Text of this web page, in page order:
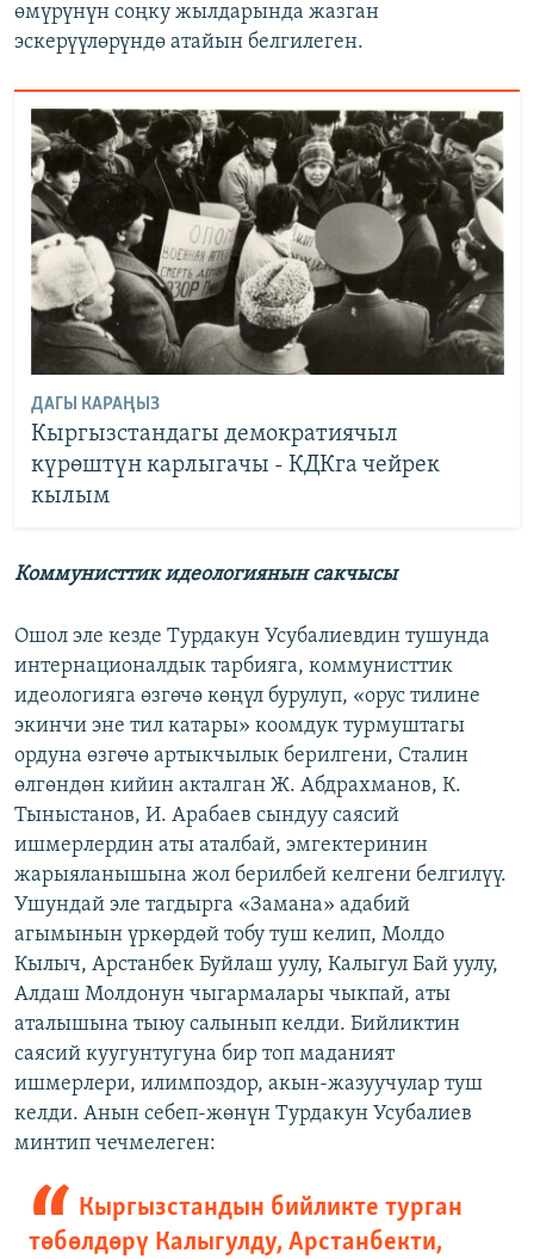
өмүрүнүн соңку жылдарында жазган
эскерүүлөрүндө атайын белгилеген.
ДАГЫ КАРАҢЫЗ
Кыргызстандагы демократиячыл
күрөштүн карлыгачы - КДКга чейрек
кылым
Коммунисттик идеологиянын сакчысы
Ошол эле кезде Турдакун Усубалиевдин тушунда
интернационалдык тарбияга, коммунисттик
идеологияга өзгөчө көңүл бурулуп, «орус тилине
экинчи эне тил катары» коомдук турмуштагы
ордуна өзгөчө артыкчылык берилгени, Сталин
өлгөндөн кийин акталган Ж. Абдрахманов, К.
Тыныстанов, И. Арабаев сындуу саясий
ишмерлердин аты аталбай, эмгектеринин
жарыяланышына жол берилбей келгени белгилүү.
Ушундай эле тагдырга «Замана» адабий
агымынын үркөрдөй тобу туш келип, Молдо
Кылыч, Арстанбек Буйлаш уулу, Калыгул Бай уулу,
Алдаш Молдонун чыгармалары чыкпай, аты
аталышына тыюу салынып келди. Бийликтин
саясий куугунтугуна бир топ маданият
ишмерлери, илимпоздор, акын-жазуучулар туш
келди. Анын себеп-жөнүн Турдакун Усубалиев
минтип чечмелеген:
Кыргызстандын бийликте турган
төбөлдөрү Калыгулду, Арстанбекти,